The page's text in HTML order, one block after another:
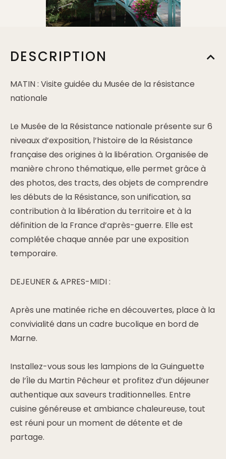
DESCRIPTION
MATIN : Visite guidée du Musée de la résistance
nationale
Le Musée de la Résistance nationale présente sur 6
niveaux d’exposition, l’histoire de la Résistance
française des origines à la libération. Organisée de
manière chrono thématique, elle permet grâce à
des photos, des tracts, des objets de comprendre
les débuts de la Résistance, son unification, sa
contribution à la libération du territoire et à la
définition de la France d’après-guerre. Elle est
complétée chaque année par une exposition
temporaire.
DEJEUNER & APRES-MIDI :
Après une matinée riche en découvertes, place à la
convivialité dans un cadre bucolique en bord de
Marne.
Installez-vous sous les lampions de la Guinguette
de l’Île du Martin Pêcheur et profitez d’un déjeuner
authentique aux saveurs traditionnelles. Entre
cuisine généreuse et ambiance chaleureuse, tout
est réuni pour un moment de détente et de
partage.